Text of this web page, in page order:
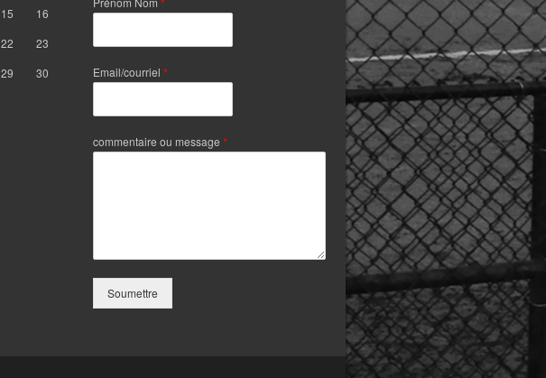
15
16
22
23
29
30
Email/courriel*
commentaire ou message*
Soumettre